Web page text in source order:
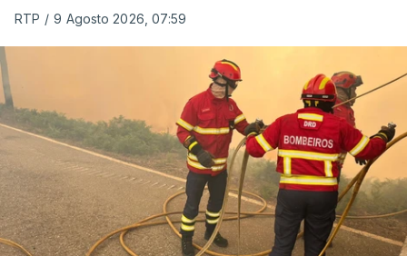
RTP / 9 Agosto 2026, 07:59